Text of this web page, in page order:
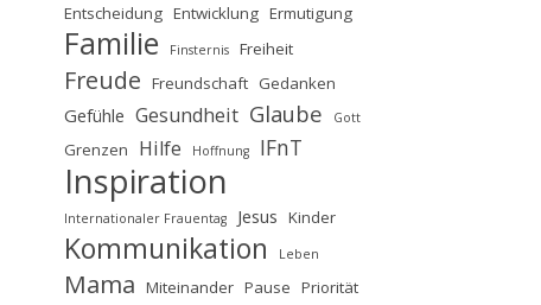
Entscheidung Entwicklung Ermutigung
Familie Finsternis Freiheit
Freude Freundschaft Gedanken
Gefühle Gesundheit Glaube Gott
Grenzen Hilfe Hoffnung IFnT
Inspiration
Internationaler Frauentag Jesus Kinder
Kommunikation Leben
Mama Miteinander Pause Priorität